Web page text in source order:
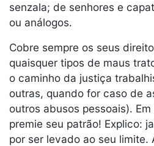
senzala; de senhores e
ou análogos.
Cobre sempre os seus
quaisquer tipos de maus
o caminho da justiça
outras, quando for caso de
outros abusos pessoais).
premie seu patrão! Explico:
por ser levado ao seu limite.